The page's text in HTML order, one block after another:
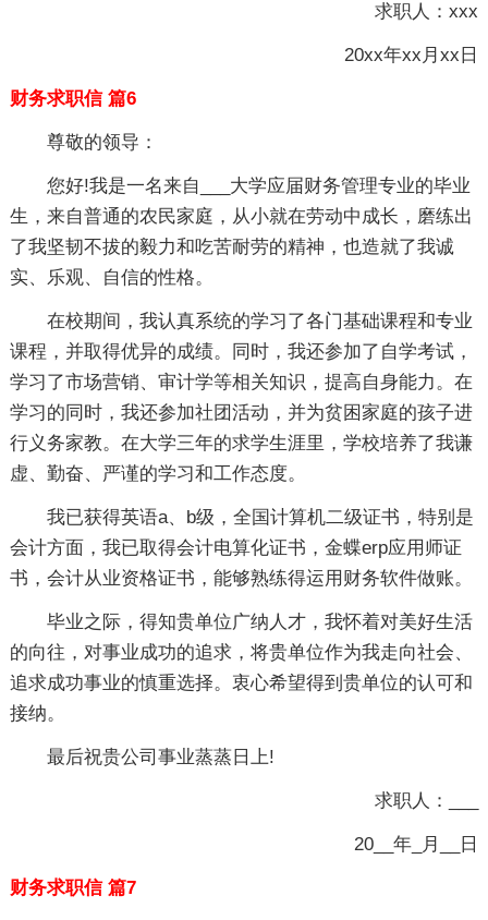
求职人：xxx
20xx年xx月xx日
财务求职信 篇6
尊敬的领导：
您好!我是一名来自___大学应届财务管理专业的毕业
生，来自普通的农民家庭，从小就在劳动中成长，磨练出
了我坚韧不拔的毅力和吃苦耐劳的精神，也造就了我诚
实、乐观、自信的性格。
在校期间，我认真系统的学习了各门基础课程和专业
课程，并取得优异的成绩。同时，我还参加了自学考试，
学习了市场营销、审计学等相关知识，提高自身能力。在
学习的同时，我还参加社团活动，并为贫困家庭的孩子进
行义务家教。在大学三年的求学生涯里，学校培养了我谦
虚、勤奋、严谨的学习和工作态度。
我已获得英语a、b级，全国计算机二级证书，特别是
会计方面，我已取得会计电算化证书，金蝶erp应用师证
书，会计从业资格证书，能够熟练得运用财务软件做账。
毕业之际，得知贵单位广纳人才，我怀着对美好生活
的向往，对事业成功的追求，将贵单位作为我走向社会、
追求成功事业的慎重选择。衷心希望得到贵单位的认可和
接纳。
最后祝贵公司事业蒸蒸日上!
求职人：___
20__年_月__日
财务求职信 篇7